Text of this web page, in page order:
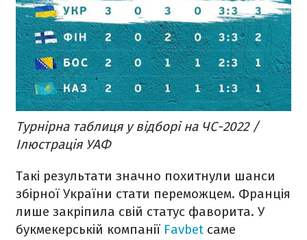
Турнірна таблиця у відборі на ЧС-2022 /
Ілюстрація УАФ
Такі результати значно похитнули шанси
збірної України стати переможцем. Франція
лише закріпила свій статус фаворита. У
букмекерській компанії Favbet саме